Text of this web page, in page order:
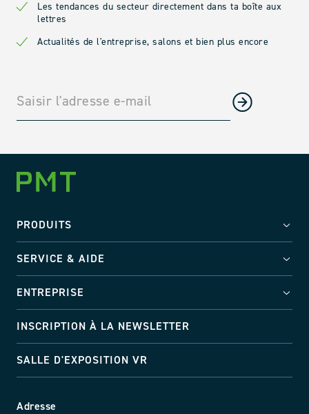
Les tendances du secteur directement dans ta boîte aux
lettres
Actualités de l'entreprise, salons et bien plus encore
Adresse
PRODUITS
SERVICE & AIDE
ENTREPRISE
INSCRIPTION À LA NEWSLETTER
SALLE D'EXPOSITION VR